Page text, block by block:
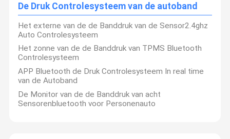
De Druk Controlesysteem van de autoband
Het externe van de de Banddruk van de Sensor2.4ghz
Auto Controlesysteem
Het zonne van de de Banddruk van TPMS Bluetooth
Controlesysteem
APP Bluetooth de Druk Controlesysteem In real time
van de Autoband
De Monitor van de de Banddruk van acht
Sensorenbluetooth voor Personenauto
ShenzhenEGQCloud Technology Company Ltd werd gevestigd
in 2001. Welke concentratie aan R&D van de Automobiel actieve